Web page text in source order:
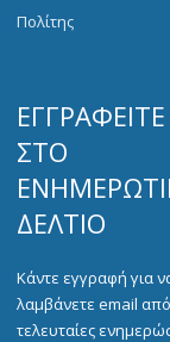
Πολίτης
ΕΓΓΡΑΦΕΊΤΕ
ΣΤΟ
ΔΕΛΤΊΟ
Κάντε εγγραφή για
λαμβάνετε email από
τελευταίες